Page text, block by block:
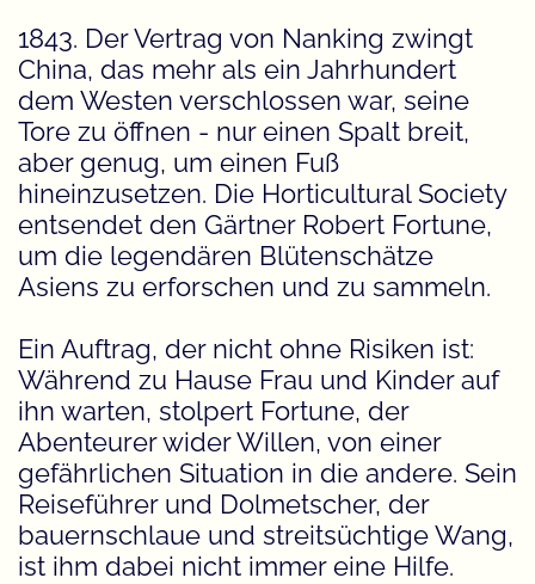
1843. Der Vertrag von Nanking zwingt
China, das mehr als ein Jahrhundert
dem Westen verschlossen war, seine
Tore zu öffnen - nur einen Spalt breit,
aber genug, um einen Fuß
hineinzusetzen. Die Horticultural Society
entsendet den Gärtner Robert Fortune,
um die legendären Blütenschätze
Asiens zu erforschen und zu sammeln.
Ein Auftrag, der nicht ohne Risiken ist:
Während zu Hause Frau und Kinder auf
ihn warten, stolpert Fortune, der
Abenteurer wider Willen, von einer
gefährlichen Situation in die andere. Sein
Reiseführer und Dolmetscher, der
bauernschlaue und streitsüchtige Wang,
ist ihm dabei nicht immer eine Hilfe.